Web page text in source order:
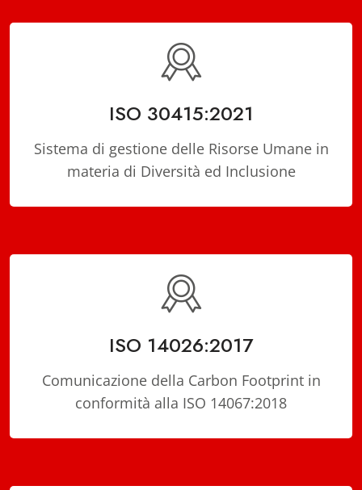
ISO 30415:2021
Sistema di gestione delle Risorse Umane in
materia di Diversità ed Inclusione
ISO 14026:2017
Comunicazione della Carbon Footprint in
conformità alla ISO 14067:2018